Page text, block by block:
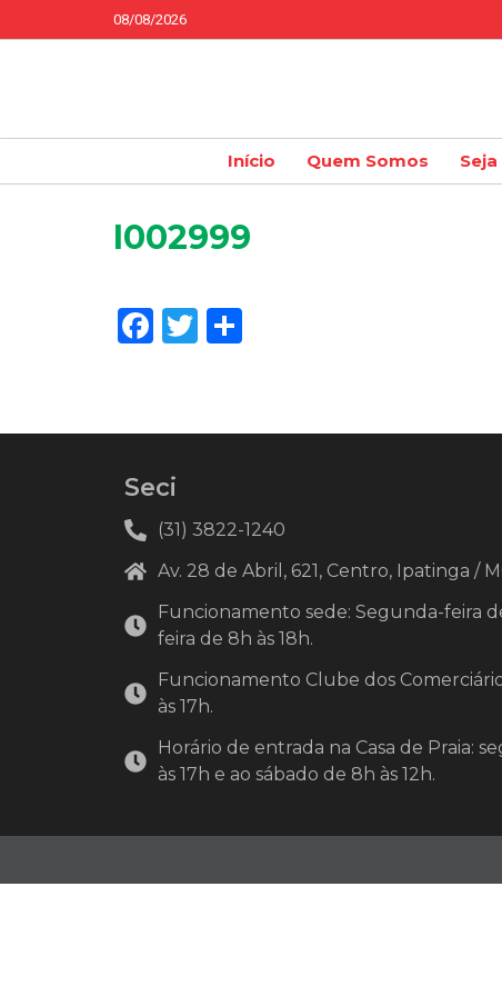
08/08/2026
Início Quem Somos
I002999
Facebook
Twitter
Seci
(31) 3822-1240
Av. 28 de Abril, 621, Centro, Ipatinga /
Funcionamento sede: Segunda-feira
feira de 8h às 18h.
Funcionamento Clube dos
às 17h.
Horário de entrada na Casa de Praia:
às 17h e ao sábado de 8h às 12h.